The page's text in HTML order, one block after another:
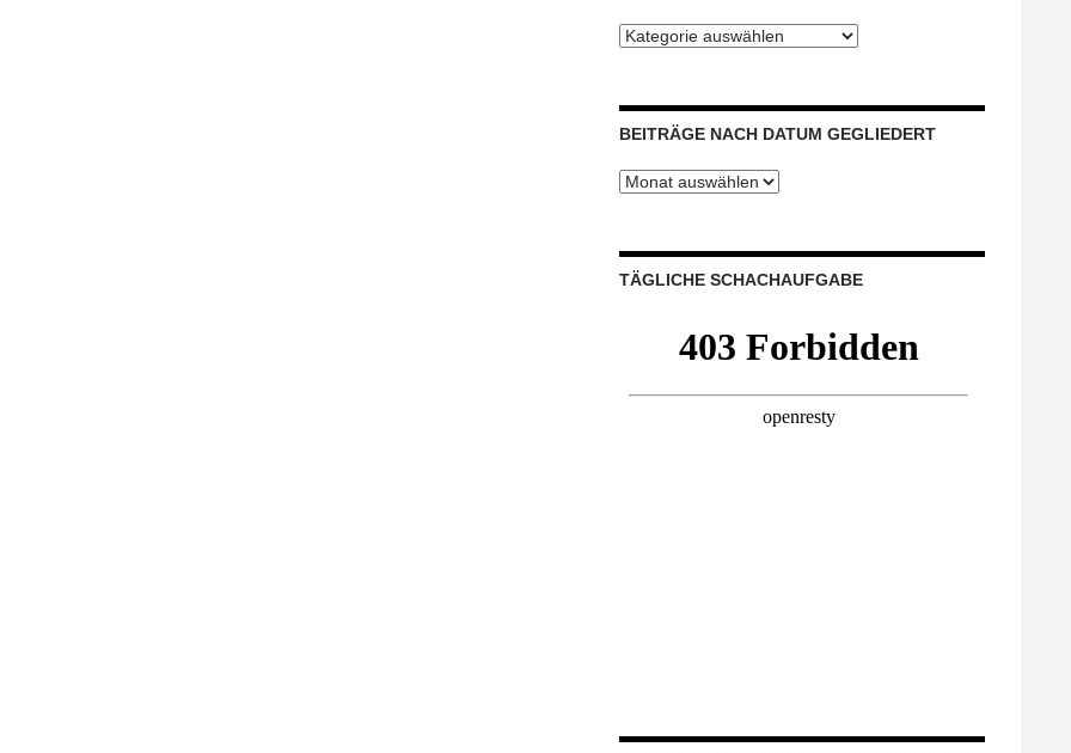
Beiträge
BEITRÄGE NACH DATUM GEGLIEDERT
Beiträge
TÄGLICHE SCHACHAUFGABE